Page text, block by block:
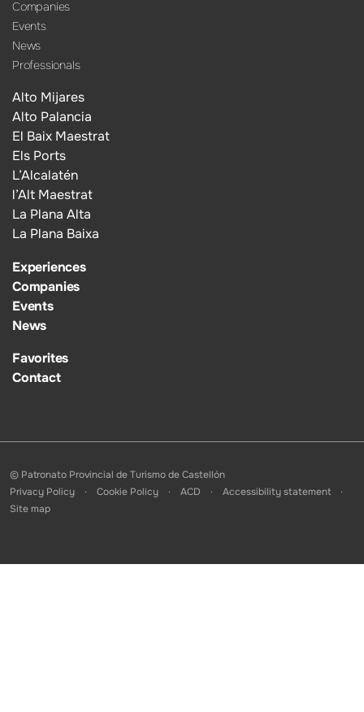
Companies
Events
News
Professionals
Alto Mijares
Alto Palancia
El Baix Maestrat
Els Ports
L’Alcalatén
l’Alt Maestrat
La Plana Alta
La Plana Baixa
Experiences
Companies
Events
News
Favorites
Contact
© Patronato Provincial de Turismo de Castellón
Privacy Policy
Cookie Policy ACD
Accessibility statement
Site map